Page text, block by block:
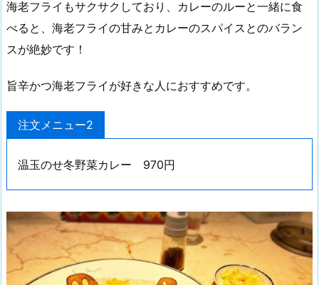
海老フライもサクサクしており、カレーのルーと一緒に食
べると、海老フライの甘みとカレーのスパイスとのバラン
スが絶妙です！
旨辛かつ海老フライが好きな人におすすめです。
注文メニュー2
温玉のせ冬野菜カレー 970円